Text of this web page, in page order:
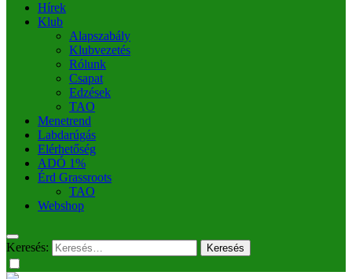
Hírek
Klub
Alapszabály
Klubvezetés
Rólunk
Csapat
Edzések
TAO
Menetrend
Labdarúgás
Elérhetőség
ADÓ 1%
Érd Grassroots
TAO
Webshop
Keresés: